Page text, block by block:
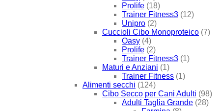
Prolife (18)
Trainer Fitness3 (12)
Unipro (2)
Cuccioli Cibo Monoproteico (7)
Oasy (4)
Prolife (2)
Trainer Fitness3 (1)
Maturi e Anziani (1)
Trainer Fitness (1)
Alimenti secchi (124)
Cibo Secco per Cani Adulti (98)
Adulti Taglia Grande (28)